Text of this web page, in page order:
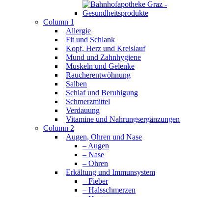
Column 1
Allergie
Fit und Schlank
Kopf, Herz und Kreislauf
Mund und Zahnhygiene
Muskeln und Gelenke
Raucherentwöhnung
Salben
Schlaf und Beruhigung
Schmerzmittel
Verdauung
Vitamine und Nahrungsergänzungen
Column 2
Augen, Ohren und Nase
– Augen
– Nase
– Ohren
Erkältung und Immunsystem
– Fieber
– Halsschmerzen